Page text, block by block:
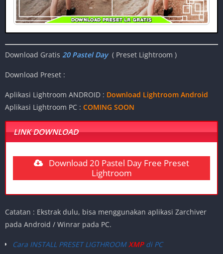
Download Gratis 20 Pastel Day ( Preset Lightroom )
Download Preset :
Aplikasi Lightroom ANDROID : Download Lightroom Android
Aplikasi Lightroom PC : COMING SOON
LINK DOWNLOAD
Download 20 Pastel Day Free Preset
Lightroom
Catatan : Ekstrak dulu, bisa menggunakan aplikasi Zarchiver
pada Android / Winrar pada PC.
Cara INSTALL PRESET LIGTHROOMXMPdi PC